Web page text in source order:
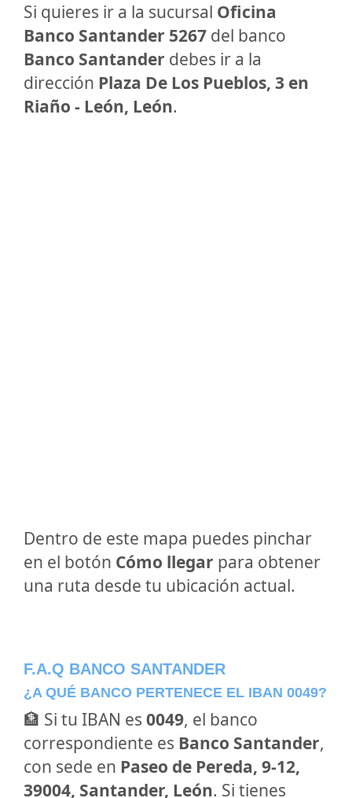
Si quieres ir a la sucursal Oficina
Banco Santander 5267 del banco
Banco Santander debes ir a la
dirección Plaza De Los Pueblos, 3 en
Riaño - León, León.
Dentro de este mapa puedes pinchar
en el botón Cómo llegar para obtener
una ruta desde tu ubicación actual.
F.A.Q BANCO SANTANDER
¿A QUÉ BANCO PERTENECE EL IBAN 0049?
🏦 Si tu IBAN es 0049, el banco
correspondiente es Banco Santander,
con sede en Paseo de Pereda, 9-12,
39004, Santander, León. Si tienes